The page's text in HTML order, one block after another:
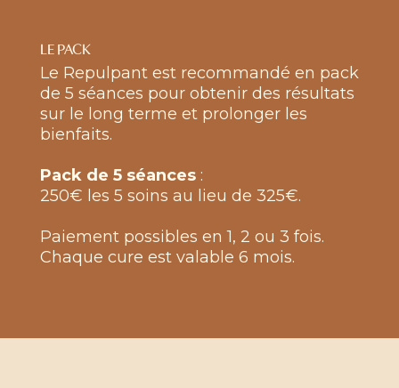
LE PACK
Le Repulpant est recommandé en pack
de 5 séances pour obtenir des résultats
sur le long terme et prolonger les
bienfaits.
Pack de 5 séances :
250€ les 5 soins au lieu de 325€.
Paiement possibles en 1, 2 ou 3 fois.
Chaque cure est valable 6 mois.